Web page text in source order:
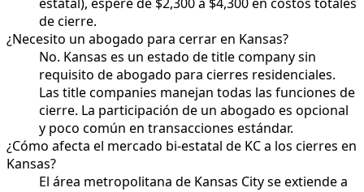
de cierre.
¿Necesito un abogado para cerrar en Kansas?
No. Kansas es un estado de title company sin
requisito de abogado para cierres residenciales.
Las title companies manejan todas las funciones de
cierre. La participación de un abogado es opcional
y poco común en transacciones estándar.
¿Cómo afecta el mercado bi-estatal de KC a los cierres en
Kansas?
El área metropolitana de Kansas City se extiende a